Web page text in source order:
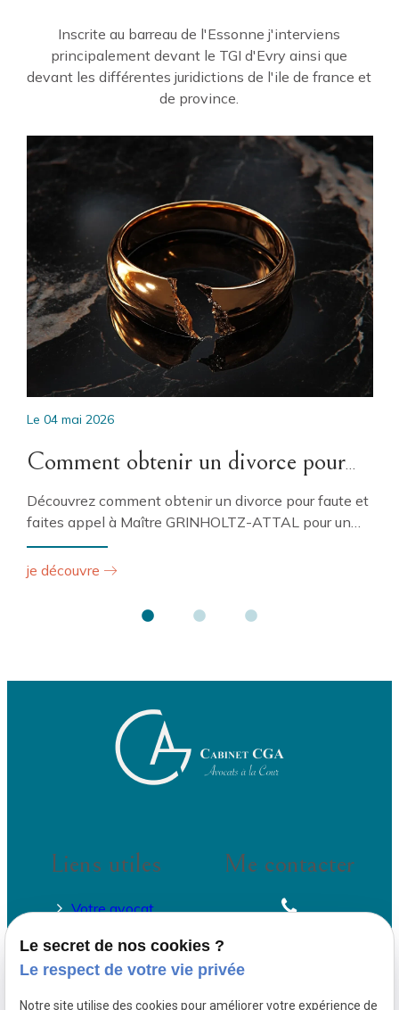
Inscrite au barreau de l'Essonne j'interviens
principalement devant le TGI d'Evry ainsi que
devant les différentes juridictions de l'ile de france et
de province.
Le 04 mai 2026
Comment obtenir un divorce pour
faute aux torts exclusifs de l'autre
époux ?
Découvrez comment obtenir un divorce pour faute et
faites appel à Maître GRINHOLTZ-ATTAL pour un
accompagnement ...
je découvre
Liens utiles
Votre avocat
Honoraires
Actualités
Contact
Me contacter
01 73 54 18 05
Le secret de nos cookies ?
Le respect de votre vie privée
Notre site utilise des cookies pour améliorer votre expérience de